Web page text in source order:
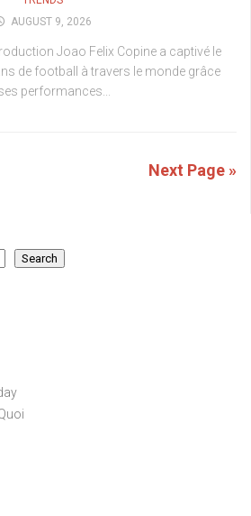
AUGUST 9, 2026
Joao Felix Copine a captivé le
de football à travers le monde grâce
performances...
Next Page »
Search